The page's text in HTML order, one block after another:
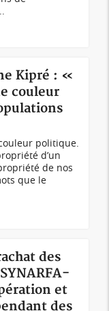
Kipré : «
couleur
politique.
d’un
de nos
que le
des
et
des